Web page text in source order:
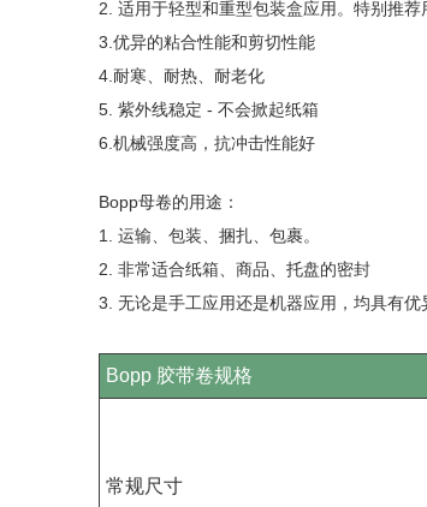
2. 适用于轻型和重型包装盒应用。特别推
3.优异的粘合性能和剪切性能
4.耐寒、耐热、耐老化
5. 紫外线稳定 - 不会掀起纸箱
6.机械强度高，抗冲击性能好
Bopp母卷的用途：
1. 运输、包装、捆扎、包裹。
2. 非常适合纸箱、商品、托盘的密封
3. 无论是手工应用还是机器应用，均具有优
Bopp 胶带卷规格
常规尺寸